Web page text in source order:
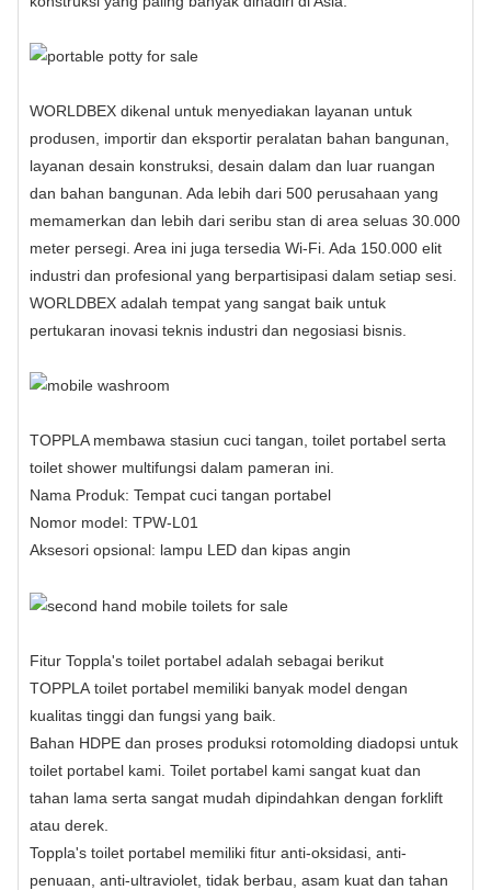
WORLDBEX dikenal untuk menyediakan layanan untuk
produsen, importir dan eksportir peralatan bahan bangunan,
layanan desain konstruksi, desain dalam dan luar ruangan
dan bahan bangunan. Ada lebih dari 500 perusahaan yang
memamerkan dan lebih dari seribu stan di area seluas 30.000
meter persegi. Area ini juga tersedia Wi-Fi. Ada 150.000 elit
industri dan profesional yang berpartisipasi dalam setiap sesi.
WORLDBEX adalah tempat yang sangat baik untuk
pertukaran inovasi teknis industri dan negosiasi bisnis.
TOPPLA membawa stasiun cuci tangan, toilet portabel serta
toilet shower multifungsi dalam pameran ini.
Nama Produk: Tempat cuci tangan portabel
Nomor model: TPW-L01
Aksesori opsional: lampu LED dan kipas angin
Fitur Toppla's toilet portabel adalah sebagai berikut
TOPPLA toilet portabel memiliki banyak model dengan
kualitas tinggi dan fungsi yang baik.
Bahan HDPE dan proses produksi rotomolding diadopsi untuk
toilet portabel kami. Toilet portabel kami sangat kuat dan
tahan lama serta sangat mudah dipindahkan dengan forklift
atau derek.
Toppla's toilet portabel memiliki fitur anti-oksidasi, anti-
penuaan, anti-ultraviolet, tidak berbau, asam kuat dan tahan